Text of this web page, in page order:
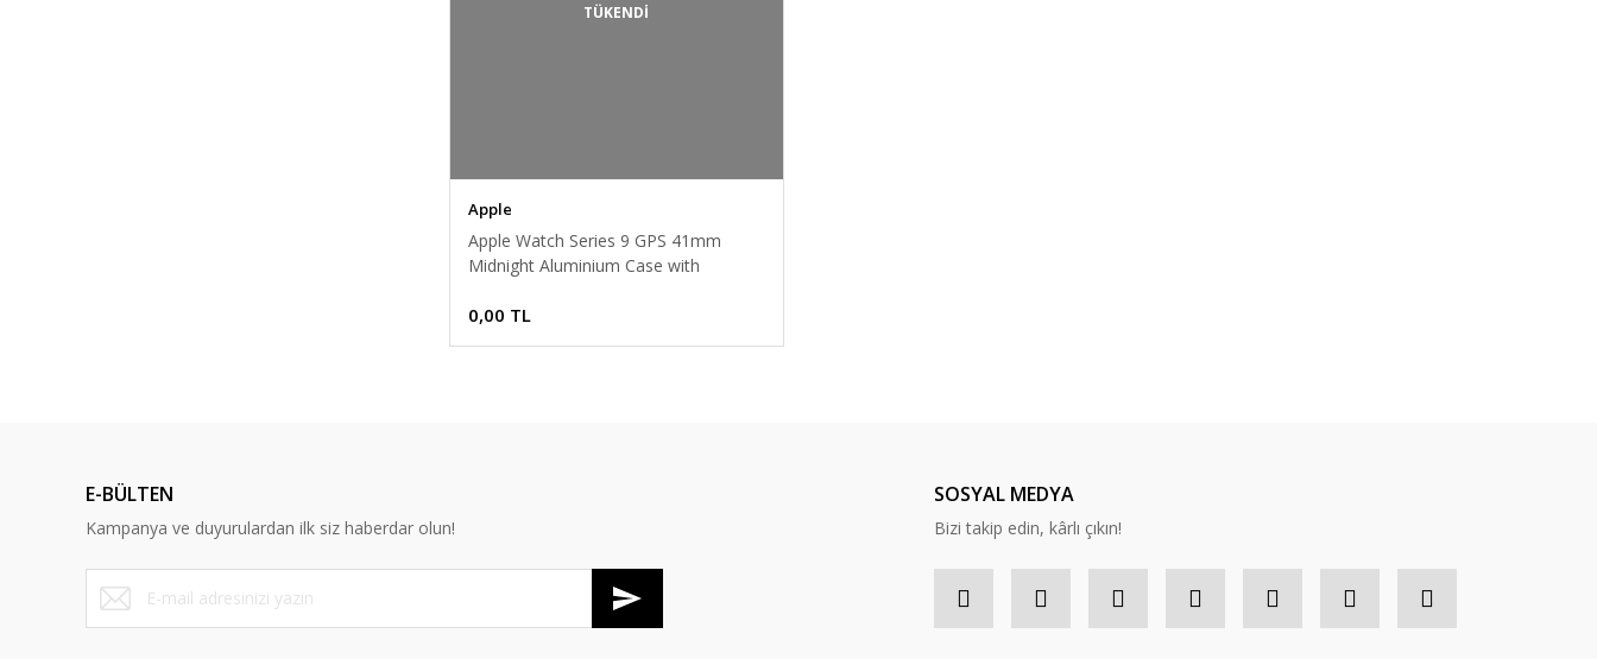
TÜKENDİ
Apple
Apple Watch Series 9 GPS 41mm
Midnight Aluminium Case with
MR8W3TU/A
0,00 TL
E-BÜLTEN
Kampanya ve duyurulardan ilk siz haberdar olun!
SOSYAL MEDYA
Bizi takip edin, kârlı çıkın!